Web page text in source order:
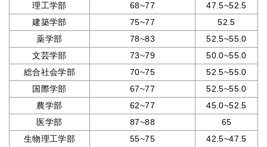
理工学部
68~77
47.5~52.5
建築学部
75~77
52.5
薬学部
78~83
52.5~55.0
文芸学部
73~79
50.0~55.0
総合社会学部
70~75
52.5~55.0
国際学部
67~77
52.5~55.0
農学部
62~77
45.0~52.5
医学部
87~88
65
生物理工学部
55~75
42.5~47.5